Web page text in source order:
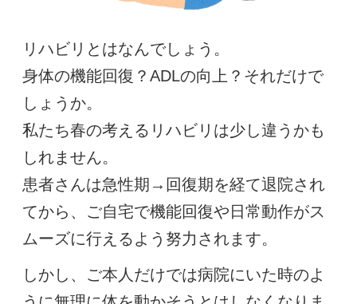
リハビリとはなんでしょう。
身体の機能回復？ADLの向上？それだけで
しょうか。
私たち春の考えるリハビリは少し違うかも
しれません。
患者さんは急性期→回復期を経て退院され
てから、ご自宅で機能回復や日常動作がス
ムーズに行えるよう努力されます。
しかし、ご本人だけでは病院にいた時のよ